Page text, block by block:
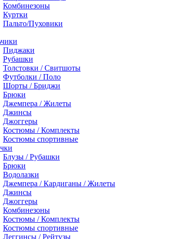
Комбинезоны
Куртки
Пальто/Пуховики
Пиджаки
Рубашки
Толстовки / Свитшоты
Футболки / Поло
Шорты / Бриджи
Брюки
Джемпера / Жилеты
Джинсы
Джоггеры
Костюмы / Комплекты
Костюмы спортивные
Блузы / Рубашки
Брюки
Водолазки
Джемпера / Кардиганы / Жилеты
Джинсы
Джоггеры
Комбинезоны
Костюмы / Комплекты
Костюмы спортивные
Леггинсы / Рейтузы